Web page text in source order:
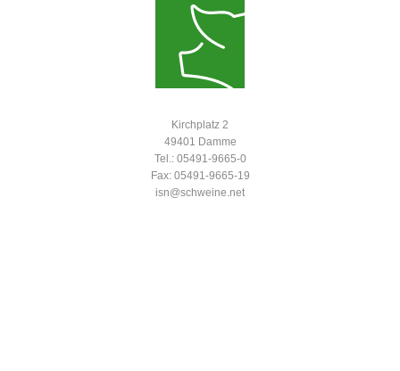
Kirchplatz 2
49401 Damme
Tel.: 05491-9665-0
Fax: 05491-9665-19
isn@schweine.net